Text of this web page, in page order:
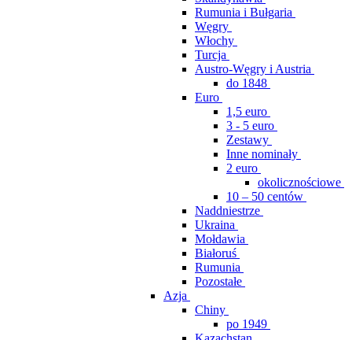
Rumunia i Bułgaria
Węgry
Włochy
Turcja
Austro-Węgry i Austria
do 1848
Euro
1,5 euro
3 - 5 euro
Zestawy
Inne nominały
2 euro
okolicznościowe
10 – 50 centów
Naddniestrze
Ukraina
Mołdawia
Białoruś
Rumunia
Pozostałe
Azja
Chiny
po 1949